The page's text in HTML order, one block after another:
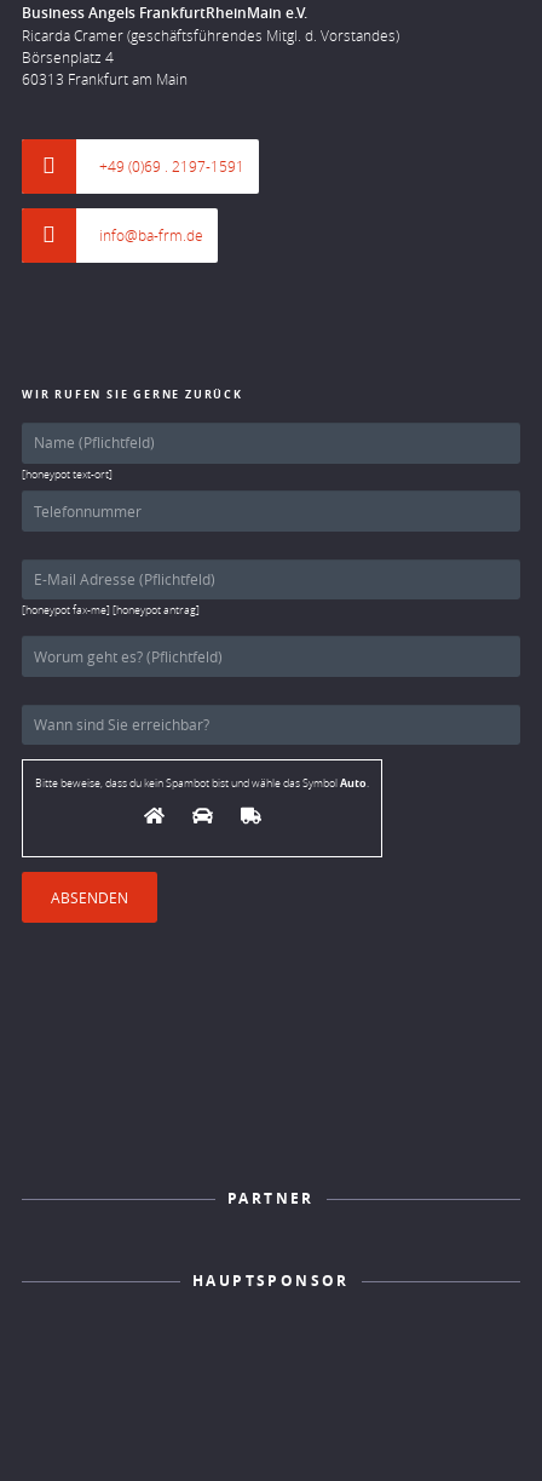
Business Angels FrankfurtRheinMain e.V.
Ricarda Cramer (geschäftsführendes Mitgl. d. Vorstandes)
Börsenplatz 4
60313 Frankfurt am Main
+49 (0)69 . 2197-1591
info@ba-frm.de
WIR RUFEN SIE GERNE ZURÜCK
[honeypot text-ort]
[honeypot fax-me] [honeypot antrag]
Bitte beweise, dass du kein Spambot bist und wähle das Symbol Auto.
PARTNER
HAUPTSPONSOR